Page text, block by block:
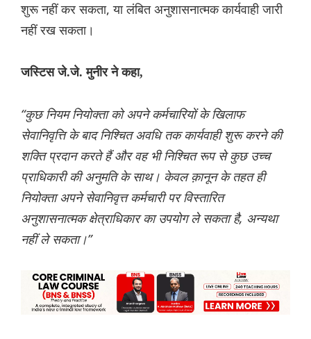
शुरू नहीं कर सकता, या लंबित अनुशासनात्मक कार्यवाही जारी
नहीं रख सकता।
जस्टिस जे.जे. मुनीर ने कहा,
“कुछ नियम नियोक्ता को अपने कर्मचारियों के खिलाफ
सेवानिवृत्ति के बाद निश्चित अवधि तक कार्यवाही शुरू करने की
शक्ति प्रदान करते हैं और वह भी निश्चित रूप से कुछ उच्च
प्राधिकारी की अनुमति के साथ। केवल क़ानून के तहत ही
नियोक्ता अपने सेवानिवृत्त कर्मचारी पर विस्तारित
अनुशासनात्मक क्षेत्राधिकार का उपयोग ले सकता है, अन्यथा
नहीं ले सकता।”